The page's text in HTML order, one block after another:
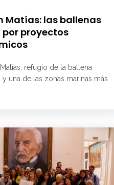
Matías: las ballenas
por proyectos
refugio de la ballena
y una de las zonas marinas más